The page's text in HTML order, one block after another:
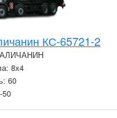
КС-65721-2
8х4
60
50